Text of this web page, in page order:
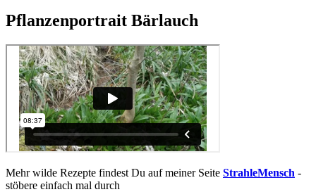
Pflanzenportrait Bärlauch
Mehr wil­de Rezep­te fin­dest Du auf mei­ner Sei­te Strah­le­Mensch -
stö­be­re ein­fach mal durch